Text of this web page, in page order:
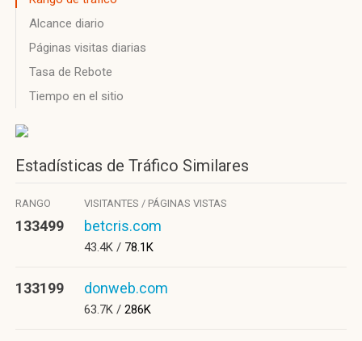
Alcance diario
Páginas visitas diarias
Tasa de Rebote
Tiempo en el sitio
Estadísticas de Tráfico Similares
RANGO VISITANTES / PÁGINAS VISTAS
133499 betcris.com
43.4K / 78.1K
133199 donweb.com
63.7K / 286K